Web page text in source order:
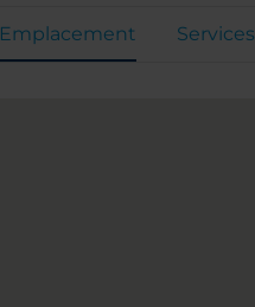
Emplacement Services